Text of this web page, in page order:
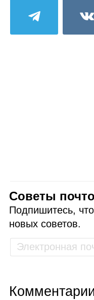
Советы
Подпишитесь,
новых советов.